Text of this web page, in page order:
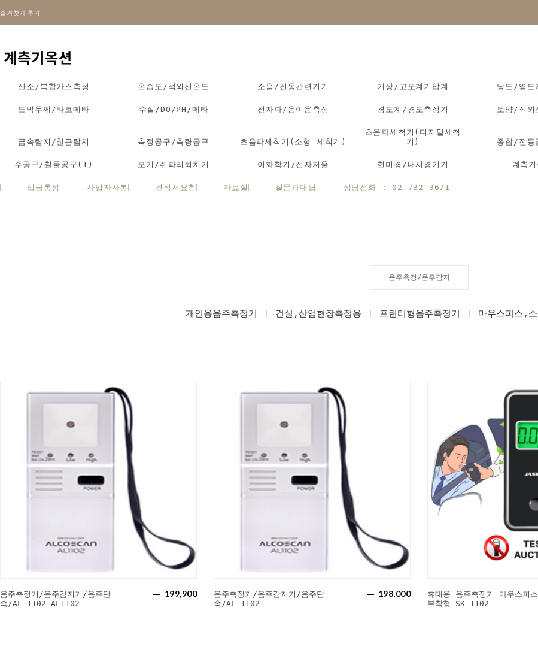
즐겨찾기 추가+
산소/복합가스측정 온습도/적외선온도 소음/진동관련기기 기상/고도계기압계 당도/염도
도막두께/타코메타 수질/DO/PH/메타 전자파/음이온측정 경도계/경도측정기 토양/적외
금속탐지/철근탐지 측정공구/측량공구 초음파세척기(소형 세척기)
초음파세척기(디지털세척
기)
종합/전동
수공구/철물공구(1) 모기/쥐파리퇴치기 이화학기/전자저울 현미경/내시경기기 계측
입금통장 사업자사본 견적서요청 자료실 질문과대답 상담전화 : 02-732-3671
음주측정/음주감지
개인용음주측정기 건설,산업현장측정용 프린터형음주측정기 마우스피스,
음주측정기/음주감지기/음주단
속/AL-1102 AL1102
199,900
음주측정기/음주감지기/음주단
속/AL-1102
198,000
휴대용 음주측정기 마우스피
부착형 SK-1102